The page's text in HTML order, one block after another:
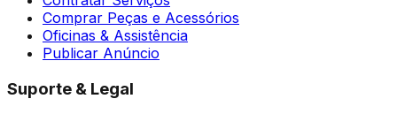
Comprar Peças e Acessórios
Oficinas & Assistência
Publicar Anúncio
Suporte & Legal